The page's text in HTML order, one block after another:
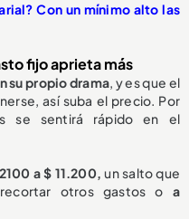
Con un mínimo alto las
fijo aprieta más
su propio drama, y es que el
así suba el precio. Por
se sentirá rápido en el
a $ 11.200, un salto que
otros gastos o a